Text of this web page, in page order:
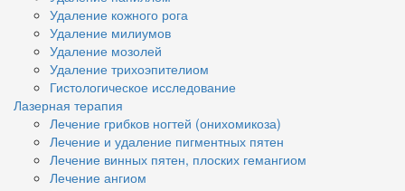
Удаление кожного рога
Удаление милиумов
Удаление мозолей
Удаление трихоэпителиом
Гистологическое исследование
Лазерная терапия
Лечение грибков ногтей (онихомикоза)
Лечение и удаление пигментных пятен
Лечение винных пятен, плоских гемангиом
Лечение ангиом